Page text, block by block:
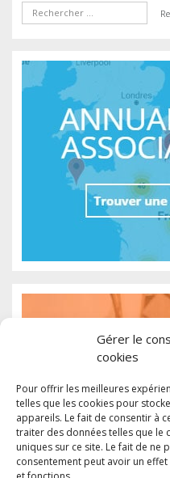
Gérer le
cookies
Pour offrir les meilleures
telles que les cookies pour
appareils. Le fait de consentir à
traiter des données telles que le
uniques sur ce site. Le fait de ne
consentement peut avoir un